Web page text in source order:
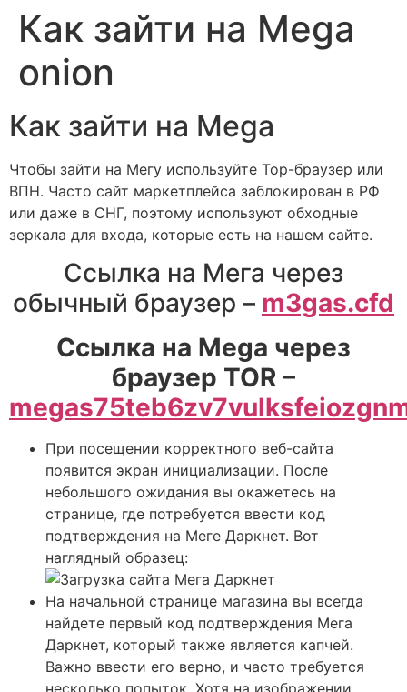
Как зайти на Mega
onion
Как зайти на Mega
Чтобы зайти на Мегу используйте Тор-браузер или
ВПН. Часто сайт маркетплейса заблокирован в РФ
или даже в СНГ, поэтому используют обходные
зеркала для входа, которые есть на нашем сайте.
Ссылка на Мега через
обычный браузер – m3gas.cfd
Ссылка на Mega через
браузер TOR –
При посещении корректного веб-сайта
появится экран инициализации. После
небольшого ожидания вы окажетесь на
странице, где потребуется ввести код
подтверждения на Меге Даркнет. Вот
наглядный образец:
На начальной странице магазина вы всегда
найдете первый код подтверждения Мега
Даркнет, который также является капчей.
Важно ввести его верно, и часто требуется